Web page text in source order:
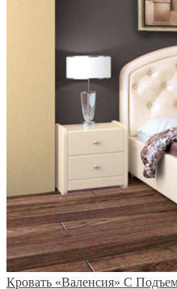
Кровать «Валенсия» С